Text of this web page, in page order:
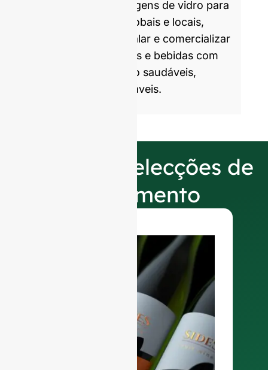
produzimos embalagens de vidro para
marcas parceiras globais e locais,
ajudando-as a embalar e comercializar
produtos alimentares e bebidas com
embalagens de vidro saudáveis,
atractivas e sustentáveis.
As nossas selecções de
acabamento